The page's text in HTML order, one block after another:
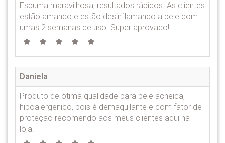
Espuma maravilhosa, resultados rápidos. As clientes
estão amando e estão desinflamando a pele com
umas 2 semanas de uso. Super aprovado!
Daniela
Produto de ótima qualidade para pele acneica,
hipoalergenico, pois é demaquilante e com fator de
proteção recomendo aos meus clientes aqui na
loja.